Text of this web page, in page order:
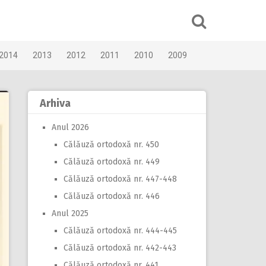
2013 2012 2011 2010 2009
Arhiva
Anul 2026
Călăuză ortodoxă nr. 450
Călăuză ortodoxă nr. 449
Călăuză ortodoxă nr. 447-448
Călăuză ortodoxă nr. 446
Anul 2025
Călăuză ortodoxă nr. 444-445
Călăuză ortodoxă nr. 442-443